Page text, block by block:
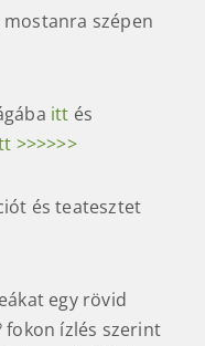
szépen
itt és
>>>>>>
és teatesztet
egy rövid
fokon ízlés szerint